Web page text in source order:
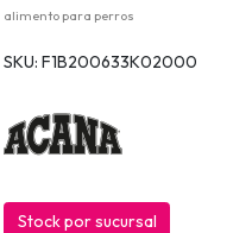
alimento para perros
SKU: F1B200633K02000
Stock por sucursal